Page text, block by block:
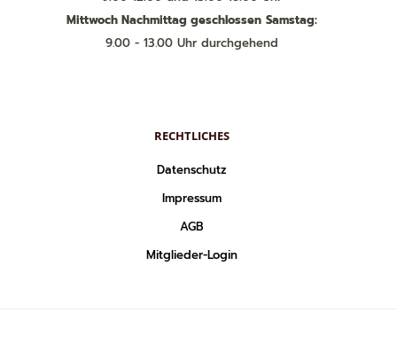
Mittwoch Nachmittag geschlossen Samstag:
9.00 - 13.00 Uhr durchgehend
RECHTLICHES
Datenschutz
Impressum
AGB
Mitglieder-Login